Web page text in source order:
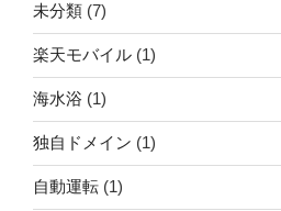
未分類 (7)
楽天モバイル (1)
海水浴 (1)
独自ドメイン (1)
自動運転 (1)